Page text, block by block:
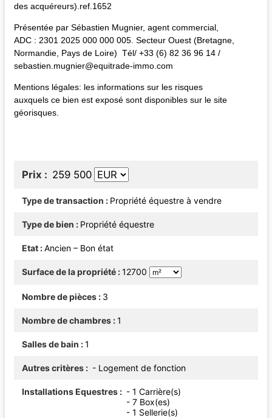
des acquéreurs).ref.1652
Présentée par Sébastien Mugnier, agent commercial,
ADC : 2301 2025 000 000 005. Secteur Ouest (Bretagne,
Normandie, Pays de Loire) Tél/ +33 (6) 82 36 96 14 /
sebastien.mugnier@equitrade-immo.com
Mentions légales: les informations sur les risques
auxquels ce bien est exposé sont disponibles sur le site
géorisques.
Prix 259 500
Type de transaction Propriété équestre à vendre
Type de bien Propriété équestre
Etat Ancien – Bon état
Surface de la propriété 12700
Nombre de pièces 3
Nombre de chambres 1
Salles de bain 1
Autres critères - Logement de fonction
Installations Equestres
- 1 Carrière(s)
- 7 Box(es)
- 1 Sellerie(s)